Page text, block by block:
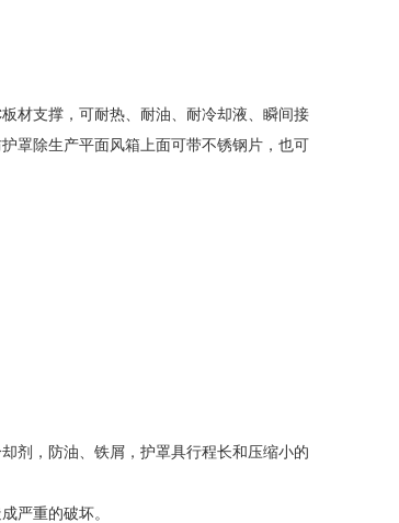
材支撑，可耐热、耐油、耐冷却液、瞬间接
罩除生产平面风箱上面可带不锈钢片，也可
剂，防油、铁屑，护罩具行程长和压缩小的
严重的破坏。